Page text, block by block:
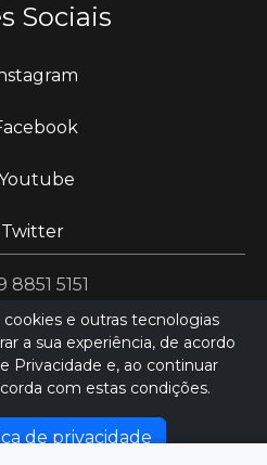
Sociais
Twitter
8851 5151
HEXIO CLOUD
e outras tecnologias
a sua experiência, de acordo
Privacidade e, ao continuar
com estas condições.
de privacidade